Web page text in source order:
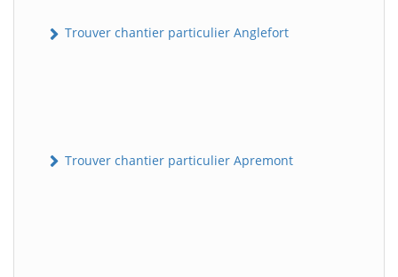
Trouver chantier particulier Anglefort
Trouver chantier particulier Apremont